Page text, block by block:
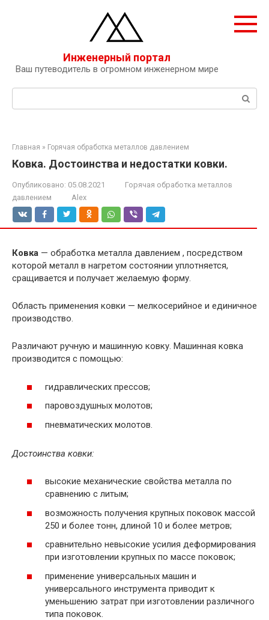
Инженерный портал
Ваш путеводитель в огромном инженерном мире
Поиск:
Главная » Горячая обработка металлов давлением
Ковка. Достоинства и недостатки ковки.
Опубликовано: 05.08.2021
Горячая обработка металлов
давлением
Alex
Ковка — обработка металла давлением , посредством
которой металл в нагретом состоянии уплотняется,
сращивается и получает желаемую форму.
Область применения ковки — мелкосерийное и единичное
производство.
Различают ручную и машинную ковку. Машинная ковка
производится с помощью:
гидравлических прессов;
паровоздушных молотов;
пневматических молотов.
Достоинства ковки:
высокие механические свойства металла по
сравнению с литым;
возможность получения крупных поковок массой
250 и более тонн, длиной 10 и более метров;
сравнительно невысокие усилия деформирования
при изготовлении крупных по массе поковок;
применение универсальных машин и
универсального инструмента приводит к
уменьшению затрат при изготовлении различного
типа поковок.